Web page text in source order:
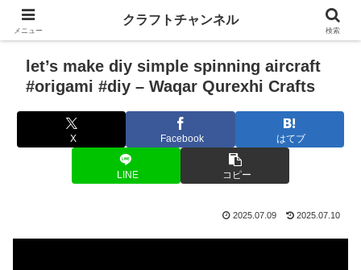
let’s make diy simple spinning aircraft
#origami #diy – Waqar Qurexhi Crafts
X Facebook はてブ
LINE コピー
2025.07.09 2025.07.10
メニュー
クラフトチャンネル
検索